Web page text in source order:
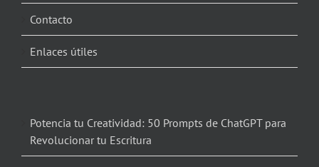
Contacto
Enlaces útiles
Potencia tu Creatividad: 50 Prompts de ChatGPT para
Revolucionar tu Escritura